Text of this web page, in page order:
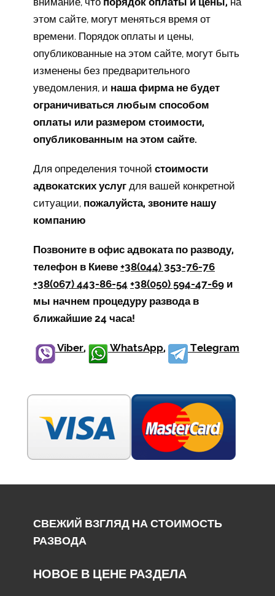
этом сайте, могут меняться время от
времени. Порядок оплаты и цены,
опубликованные на этом сайте, могут быть
изменены без предварительного
уведомления, и наша фирма не будет
ограничиваться любым способом
оплаты или размером стоимости,
опубликованным на этом сайте.
Для определения точной стоимости
адвокатских услуг для вашей конкретной
ситуации, пожалуйста, звоните нашу
компанию
Позвоните в офис адвоката по разводу,
телефон в Киеве +38(044) 353-76-76
+38(067) 443-86-54 +38(050) 594-47-69 и
мы начнем процедуру развода в
ближайшие 24 часа!
Viber, WhatsApp, Telegram
СВЕЖИЙ ВЗГЛЯД НА СТОИМОСТЬ
РАЗВОДА
НОВОЕ В ЦЕНЕ РАЗДЕЛА